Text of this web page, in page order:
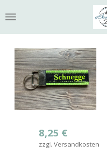
Hauptinhalt
springen
8,25 €
zzgl. Versandkosten